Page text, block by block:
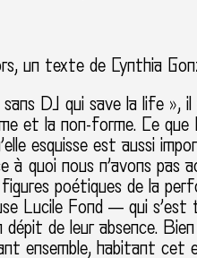
un texte de Cynthia
DJ qui save la life », il
et la non-forme. Ce
esquisse est aussi
à quoi nous n’avons pas
figures poétiques de la
Lucile Fond — qui
dépit de leur absence. Bien
ensemble, habitant cet